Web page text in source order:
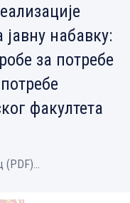
јавну набавку:
за потребе
факултета